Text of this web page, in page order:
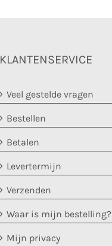
KLANTENSERVICE
Veel gestelde vragen
Bestellen
Betalen
Levertermijn
Verzenden
Waar is mijn bestelling?
Mijn privacy